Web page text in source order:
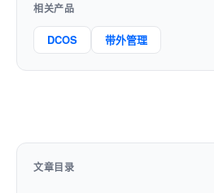
相关产品
DCOS 带外管理
文章目录